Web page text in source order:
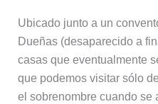
Ubicado junto a un
Dueñas (desaparecido a
casas que eventualmente
que podemos visitar sólo
el sobrenombre cuando se